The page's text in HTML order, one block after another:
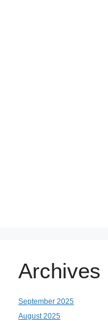
Archives
September 2025
August 2025